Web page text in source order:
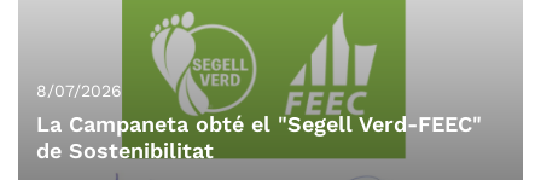
8/07/2026
La Campaneta obté el "Segell Verd-FEEC"
de Sostenibilitat